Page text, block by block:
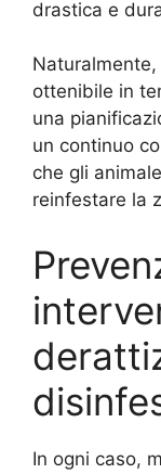
drastica e
ottenibile in
una
un continuo
che gli
reinfestare la
In ogni caso,